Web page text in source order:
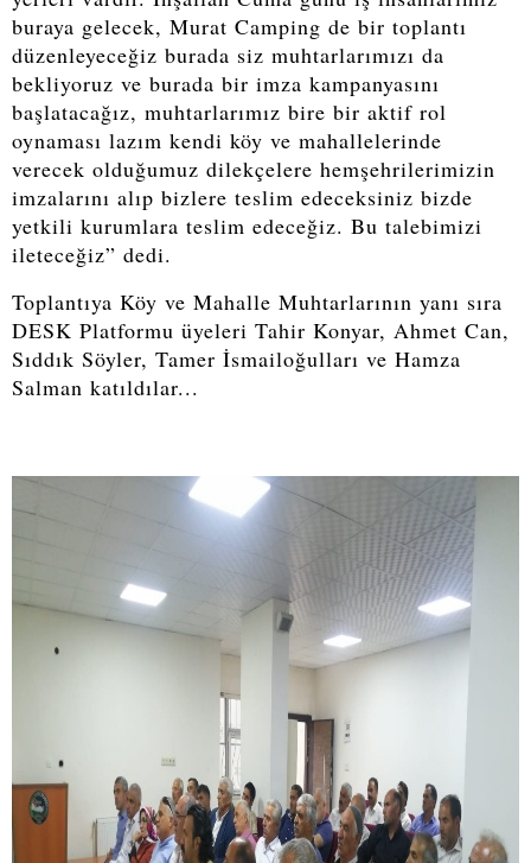
buraya gelecek, Murat Camping de bir toplantı
düzenleyeceğiz burada siz muhtarlarımızı da
bekliyoruz ve burada bir imza kampanyasını
başlatacağız, muhtarlarımız bire bir aktif rol
oynaması lazım kendi köy ve mahallelerinde
verecek olduğumuz dilekçelere hemşehrilerimizin
imzalarını alıp bizlere teslim edeceksiniz bizde
yetkili kurumlara teslim edeceğiz. Bu talebimizi
ileteceğiz” dedi.
Toplantıya Köy ve Mahalle Muhtarlarının yanı sıra
DESK Platformu üyeleri Tahir Konyar, Ahmet Can,
Sıddık Söyler, Tamer İsmailoğulları ve Hamza
Salman katıldılar...